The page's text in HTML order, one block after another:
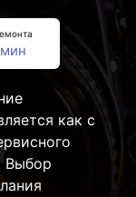
как с
Выбор